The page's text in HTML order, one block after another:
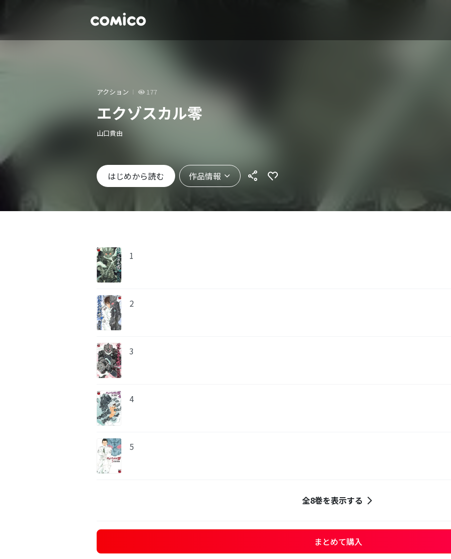
アクション 177
エクゾスカル零
山口貴由
はじめから読む 作品情報
1
2
3
4
5
全8巻を表示する
まとめて購入